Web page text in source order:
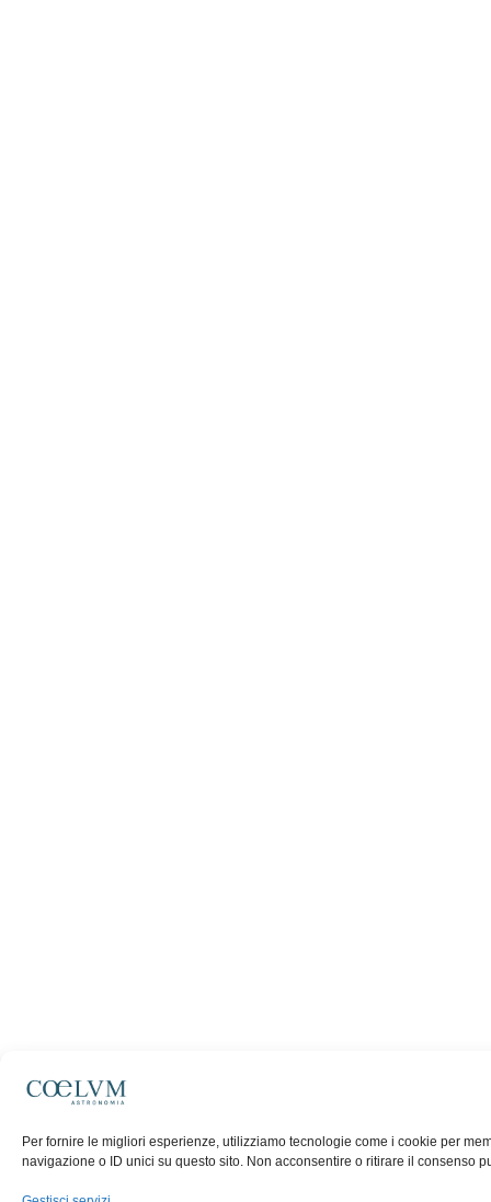
Per fornire le migliori esperienze, utilizziamo tecnologie come i cookie per
navigazione o ID unici su questo sito. Non acconsentire o ritirare il consenso